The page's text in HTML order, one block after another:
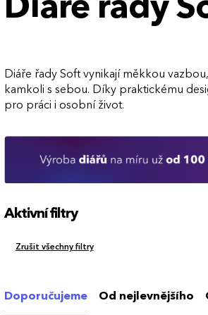
Diáře řady
Diáře řady Soft vynikají měkkou
kamkoli s sebou. Díky praktickému
pro práci i osobní život.
Aktivní filtry
Zrušit všechny filtry
Doporučujeme Od nejlevnějšího